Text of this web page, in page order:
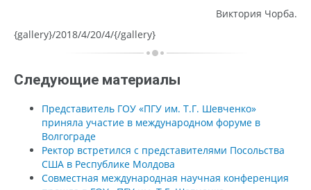
Виктория Чорба.
{gallery}/2018/4/20/4/{/gallery}
Следующие материалы
Представитель ГОУ «ПГУ им. Т.Г. Шевченко»
приняла участие в международном форуме в
Волгограде
Ректор встретился с представителями Посольства
США в Республике Молдова
Совместная международная научная конференция